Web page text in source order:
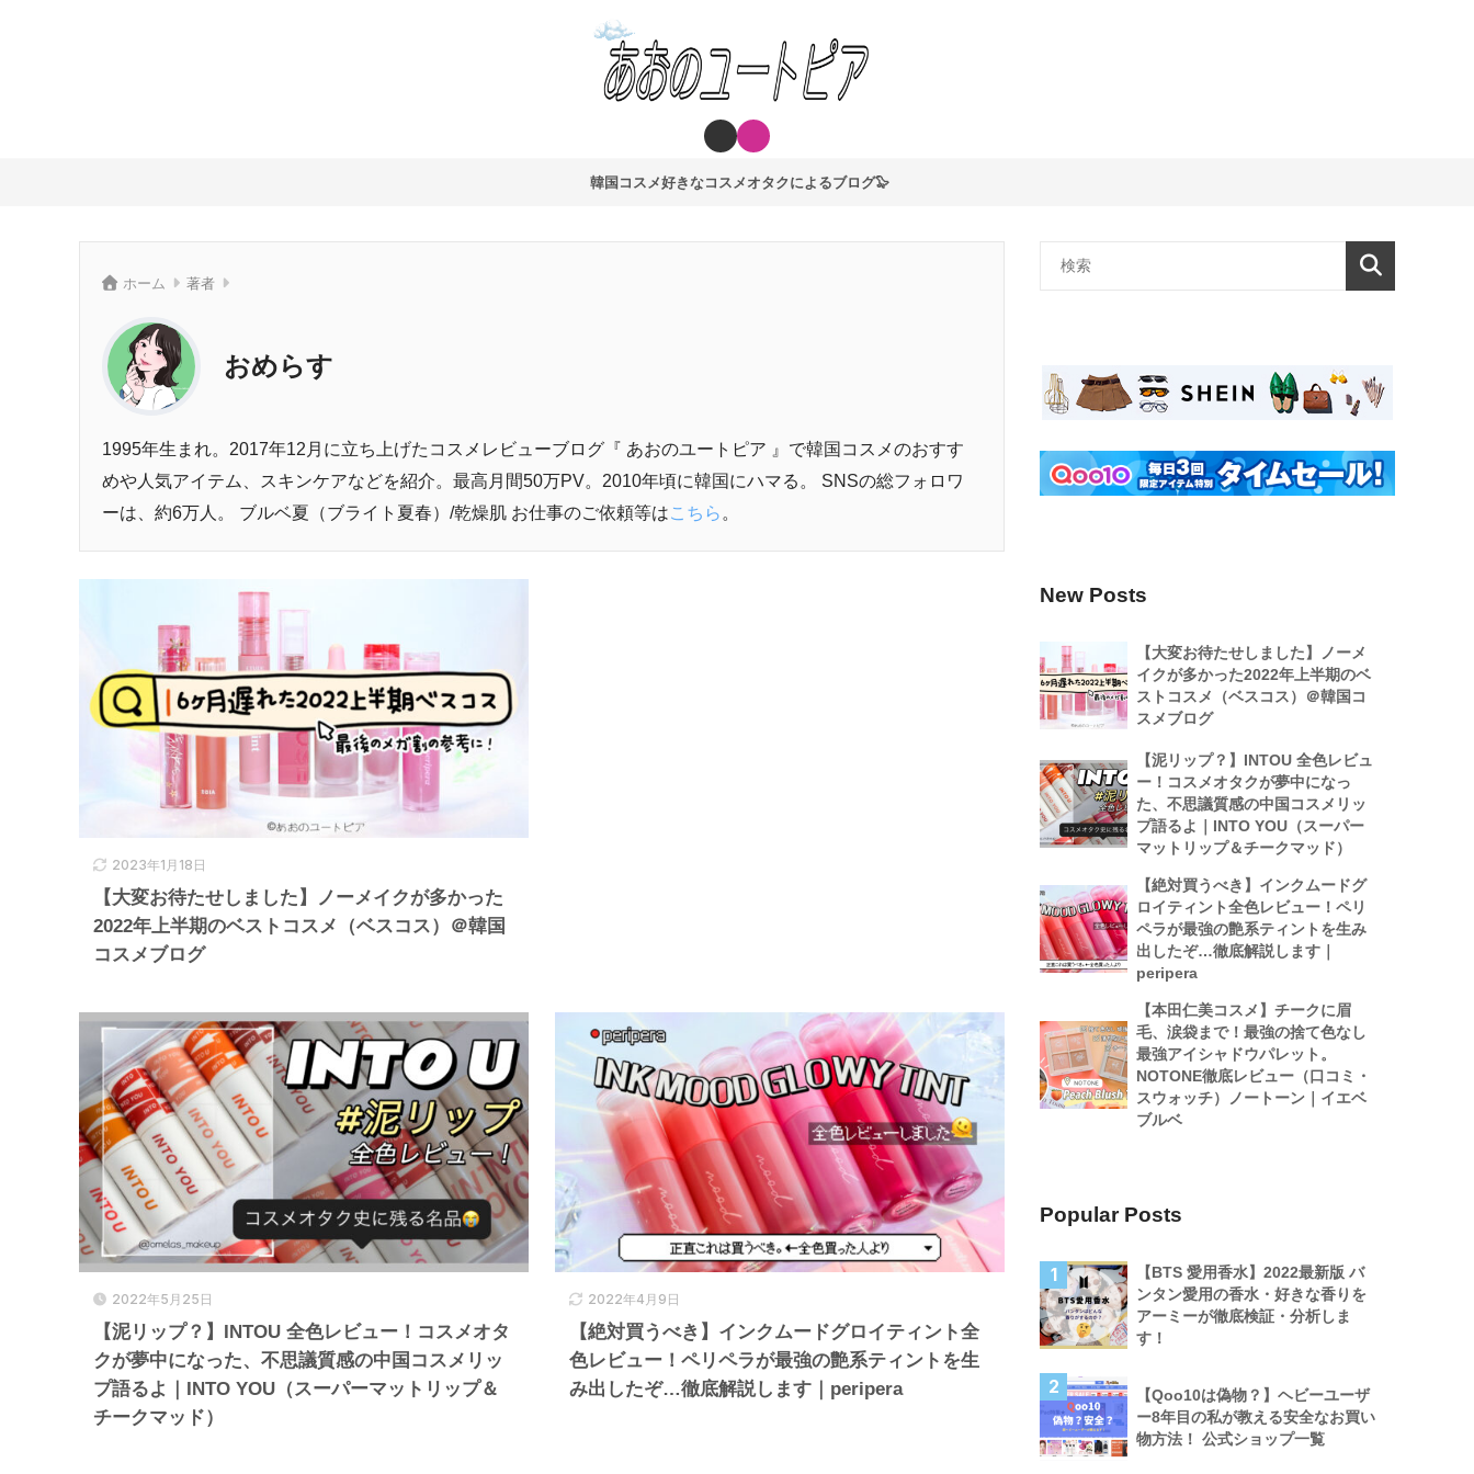
韓国コスメ好きなコスメオタクによるブログ🦭
ホーム 著者
おめらす
1995年生まれ。2017年12月に立ち上げたコスメレビューブログ『 あおのユートピア 』で韓国コスメのおすす
めや人気アイテム、スキンケアなどを紹介。最高月間50万PV。2010年頃に韓国にハマる。 SNSの総フォロワ
ーは、約6万人。 ブルベ夏（ブライト夏春）/乾燥肌 お仕事のご依頼等はこちら 。
2023年1月18日
【大変お待たせしました】ノーメイクが多かった
2022年上半期のベストコスメ（ベスコス）＠韓国
コスメブログ
2022年5月25日
【泥リップ？】INTOU 全色レビュー！コスメオタ
クが夢中になった、不思議質感の中国コスメリッ
プ語るよ｜INTO YOU（スーパーマットリップ＆
チークマッド）
2022年4月9日
【絶対買うべき】インクムードグロイティント全
色レビュー！ペリペラが最強の艶系ティントを生
み出したぞ…徹底解説します｜peripera
New Posts
【大変お待たせしました】ノーメ
イクが多かった2022年上半期のベ
ストコスメ（ベスコス）＠韓国コ
スメブログ
【泥リップ？】INTOU 全色レビュ
ー！コスメオタクが夢中になっ
た、不思議質感の中国コスメリッ
プ語るよ｜INTO YOU（スーパー
マットリップ＆チークマッド）
【絶対買うべき】インクムードグ
ロイティント全色レビュー！ペリ
ペラが最強の艶系ティントを生み
出したぞ…徹底解説します｜
peripera
【本田仁美コスメ】チークに眉
毛、涙袋まで！最強の捨て色なし
最強アイシャドウパレット。
NOTONE徹底レビュー（口コミ・
スウォッチ）ノートーン｜イエベ
ブルベ
Popular Posts
1
【BTS 愛用香水】2022最新版 バ
ンタン愛用の香水・好きな香りを
アーミーが徹底検証・分析しま
す！
2
【Qoo10は偽物？】ヘビーユーザ
ー8年目の私が教える安全なお買い
物方法！ 公式ショップ一覧